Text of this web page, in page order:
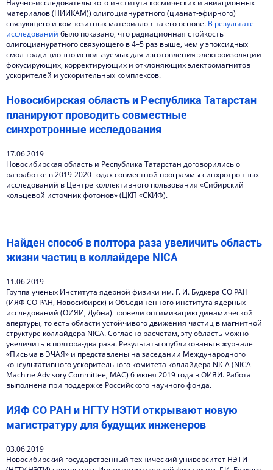
Научно-исследовательского института космических и авиационных
материалов (НИИКАМ)) олигоциануратного (цианат-эфирного)
связующего и композитных материалов на его основе. В результате
исследований было показано, что радиационная стойкость
олигоциануратного связующего в 4–5 раз выше, чем у эпоксидных
смол традиционно используемых для изготовления электроизоляции
фокусирующих, корректирующих и отклоняющих электромагнитов
ускорителей и ускорительных комплексов.
Новосибирская область и Республика Татарстан
планируют проводить совместные
синхротронные исследования
17.06.2019
Новосибирская область и Республика Татарстан договорились о
разработке в 2019-2020 годах совместной программы синхротронных
исследований в Центре коллективного пользования «Сибирский
кольцевой источник фотонов» (ЦКП «СКИФ).
Найден способ в полтора раза увеличить область
жизни частиц в коллайдере NICA
11.06.2019
Группа ученых Института ядерной физики им. Г. И. Будкера СО РАН
(ИЯФ СО РАН, Новосибирск) и Объединенного института ядерных
исследований (ОИЯИ, Дубна) провели оптимизацию динамической
апертуры, то есть области устойчивого движения частиц в магнитной
структуре коллайдера NICA. Согласно расчетам, эту область можно
увеличить в полтора-два раза. Результаты опубликованы в журнале
«Письма в ЭЧАЯ» и представлены на заседании Международного
консультативного ускорительного комитета коллайдера NICA (NICA
Machine Advisory Committee, MAC) 6 июня 2019 года в ОИЯИ. Работа
выполнена при поддержке Российского научного фонда.
ИЯФ СО РАН и НГТУ НЭТИ открывают новую
магистратуру для будущих инженеров
03.06.2019
Новосибирский государственный технический университет НЭТИ